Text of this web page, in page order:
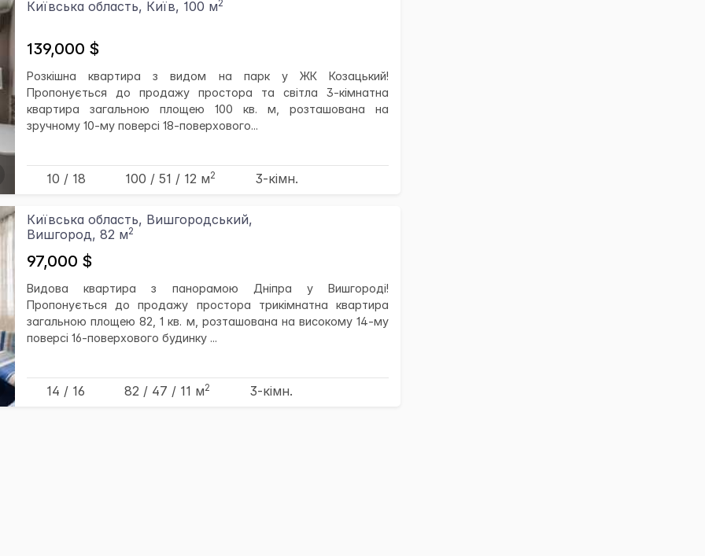
Київська область, Київ, 100 м2
139,000 $
Розкішна квартира з видом на парк у ЖК Козацький!
Пропонується до продажу простора та світла 3-кімнатна
квартира загальною площею 100 кв. м, розташована на
зручному 10-му поверсі 18-поверхового...
10 / 18 100 / 51 / 12 м2 3-кімн.
Київська область, Вишгородський,
Вишгород, 82 м2
97,000 $
Видова квартира з панорамою Дніпра у Вишгороді!
Пропонується до продажу простора трикімнатна квартира
загальною площею 82, 1 кв. м, розташована на високому 14-му
поверсі 16-поверхового будинку ...
14 / 16 82 / 47 / 11 м2 3-кімн.